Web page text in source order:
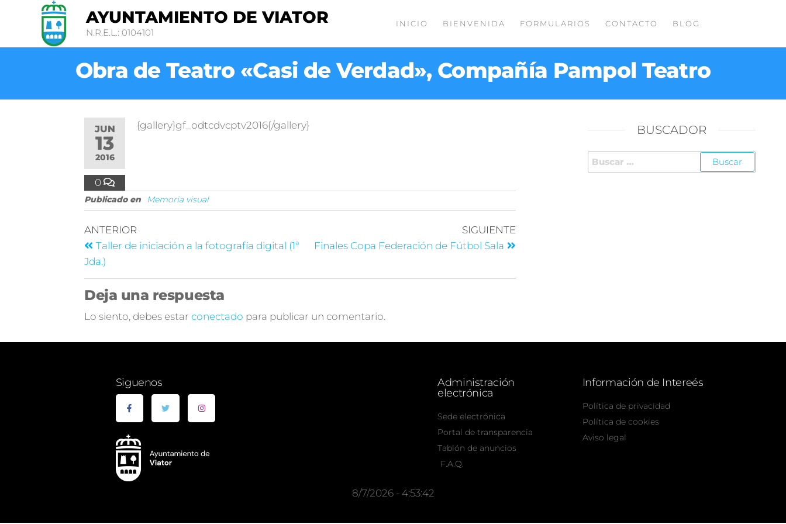
AYUNTAMIENTO DE VIATOR
N.R.E.L.: 0104101
INICIO BIENVENIDA FORMULARIOS CONTACTO BLOG
Obra de Teatro «Casi de Verdad», Compañía Pampol Teatro
JUN
13
2016
0
{gallery}gf_odtcdvcptv2016{/gallery}
Publicado en Memoria visual
ANTERIOR
Taller de iniciación a la fotografía digital (1ª
Jda.)
SIGUIENTE
Finales Copa Federación de Fútbol Sala
Deja una respuesta
Lo siento, debes estarconectado para publicar un comentario.
BUSCADOR
Siguenos
Administración
electrónica
Sede electrónica
Portal de transparencia
Tablón de anuncios
F.A.Q.
Información de Intereés
Política de privacidad
Política de cookies
Aviso legal
8/7/2026 - 4:53:42